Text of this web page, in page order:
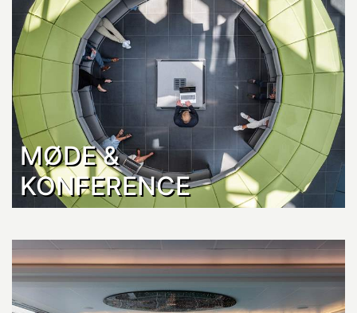
MØDE &
KONFERENCE